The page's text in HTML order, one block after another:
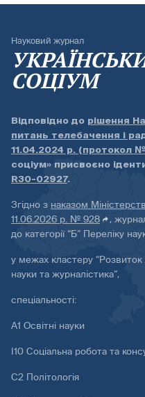
Науковий журнал
СОЦІУМ
Відповідно до рішення
питань телебачення і
11.04.2024 р. (протокол
соціум» присвоєно
R30-02927.
Згідно з наказом
11.06.2026 р. № 928
,
до категорії “Б” Переліку
у межах кластеру “Розвиток
науки та журналістика”,
спеціальності:
А1 Освітні науки
І10 Соціальна робота та
С2 Політологія